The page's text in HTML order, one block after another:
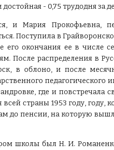
- 0,75 трудодня за
и Мария Прокофьевна,
Поступила в
его окончания ее в числе
После распределения в
в облоно, и после
педагогического
где и повстречала
страны 1953 году, году,
до пенсии, на которую
школы был Н. И.